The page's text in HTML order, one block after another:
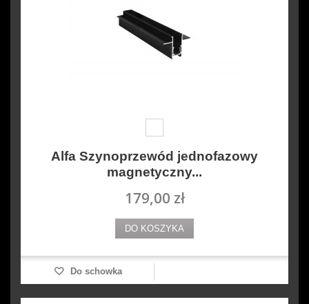
Alfa Szynoprzewód jednofazowy
magnetyczny...
179,00 zł
DO KOSZYKA
Do schowka